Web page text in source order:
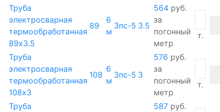
Труба
электросварная
термообработанная
89х3.5
89
6
м
3пс-5 3.5
564 руб.
за
погонный
метр
т.
Труба
электросварная
термообработанная
108х3
108
6
м
3пс-5 3
576 руб.
за
погонный
метр
т.
Труба
587 руб.